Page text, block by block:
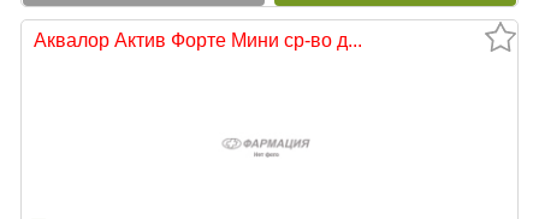
Аквалор Актив Форте Мини ср-во д...